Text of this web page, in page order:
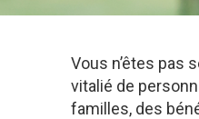
Vous n’êtes pas
vitalié de
familles, des